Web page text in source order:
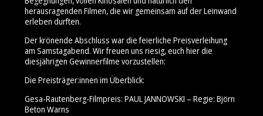
herausragenden Filmen, die wir gemeinsam auf der Leinwand
erleben durften.
Der krönende Abschluss war die feierliche Preisverleihung
am Samstagabend. Wir freuen uns riesig, euch hier die
diesjährigen Gewinnerfilme vorzustellen:
Die Preisträger:innen im Überblick:
Gesa-Rautenberg-Filmpreis: PAUL JANNOWSKI – Regie: Björn
Beton Warns